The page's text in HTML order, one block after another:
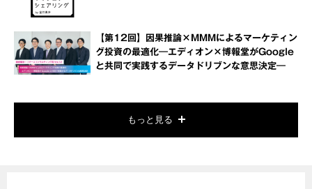
【第12回】因果推論×MMMによるマーケティン
グ投資の最適化―エディオン×博報堂がGoogle
と共同で実践するデータドリブンな意思決定―
もっと見る